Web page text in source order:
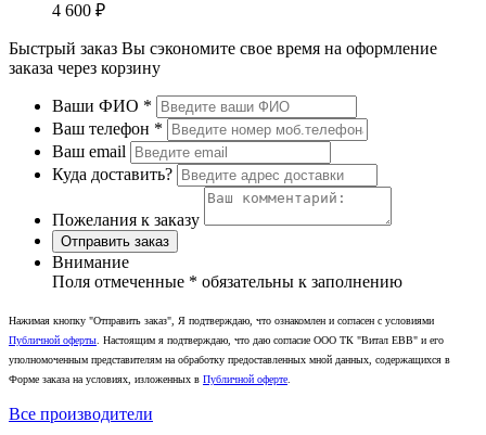
4 600 ₽
Быстрый заказ Вы сэкономите свое время на оформление
заказа через корзину
Ваши ФИО *
Ваш телефон *
Ваш email
Куда доставить?
Пожелания к заказу
Отправить заказ
Внимание
Поля отмеченные * обязательны к заполнению
Нажимая кнопку "Отправить заказ", Я подтверждаю, что ознакомлен и согласен с условиями
Публичной оферты. Настоящим я подтверждаю, что даю согласие ООО ТК "Витал ЕВВ" и его
уполномоченным представителям на обработку предоставленных мной данных, содержащихся в
Форме заказа на условиях, изложенных в Публичной оферте.
Все производители